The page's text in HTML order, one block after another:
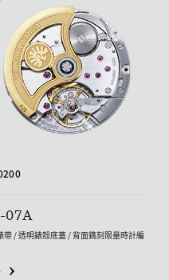
07A
/ 透明錶殼底蓋 /​ 背面鐫刻限量時計編